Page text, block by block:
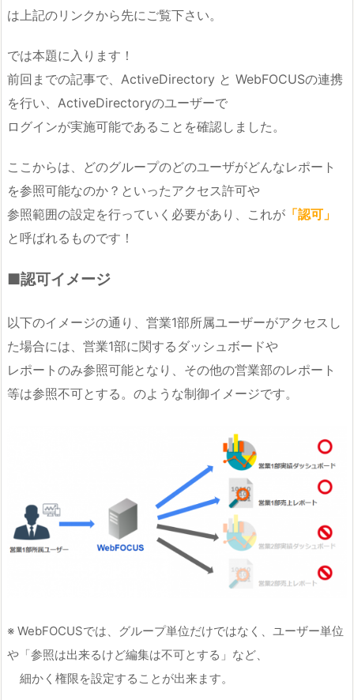
は上記のリンクから先にご覧下さい。
では本題に入ります！
前回までの記事で、ActiveDirectory と WebFOCUSの連携
を行い、ActiveDirectoryのユーザーで
ログインが実施可能であることを確認しました。
ここからは、どのグループのどのユーザがどんなレポート
を参照可能なのか？といったアクセス許可や
参照範囲の設定を行っていく必要があり、これが 「認可」
と呼ばれるものです！
■認可イメージ
以下のイメージの通り、営業1部所属ユーザーがアクセスし
た場合には、営業1部に関するダッシュボードや
レポートのみ参照可能となり、その他の営業部のレポート
等は参照不可とする。のような制御イメージです。
※ WebFOCUSでは、グループ単位だけではなく、ユーザー単位
や「参照は出来るけど編集は不可とする」など、
細かく権限を設定することが出来ます。